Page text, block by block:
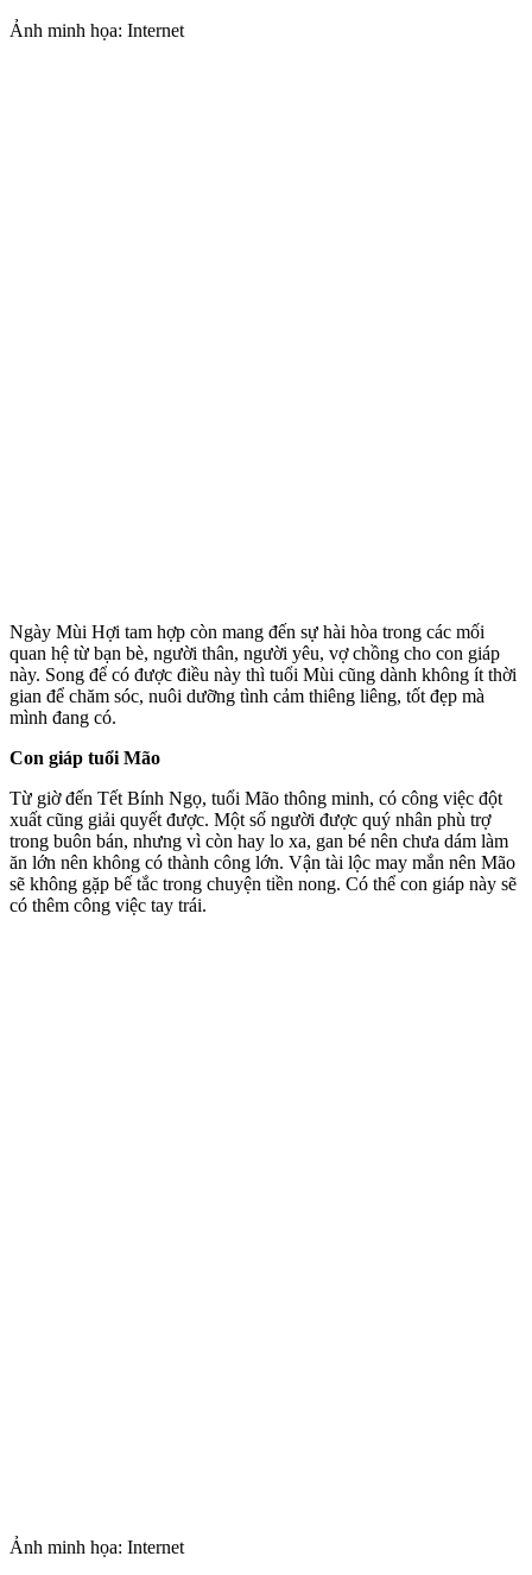
Ảnh minh họa: Internet
Ngày Mùi Hợi tam hợp còn mang đến sự hài hòa trong các mối
quan hệ từ bạn bè, người thân, người yêu, vợ chồng cho con giáp
này. Song để có được điều này thì tuổi Mùi cũng dành không ít thời
gian để chăm sóc, nuôi dưỡng tình cảm thiêng liêng, tốt đẹp mà
mình đang có.
Con giáp tuổi Mão
Từ giờ đến Tết Bính Ngọ, tuổi Mão thông minh, có công việc đột
xuất cũng giải quyết được. Một số người được quý nhân phù trợ
trong buôn bán, nhưng vì còn hay lo xa, gan bé nên chưa dám làm
ăn lớn nên không có thành công lớn. Vận tài lộc may mắn nên Mão
sẽ không gặp bế tắc trong chuyện tiền nong. Có thể con giáp này sẽ
có thêm công việc tay trái.
Ảnh minh họa: Internet